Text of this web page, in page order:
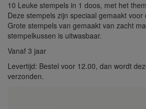
10 Leuke stempels in 1 doos, met het
Deze stempels zijn speciaal gemaakt
Grote stempels van gemaakt van zacht
stempelkussen is uitwasbaar.
Vanaf 3 jaar
Levertijd: Bestel voor 12.00, dan wordt
verzonden.